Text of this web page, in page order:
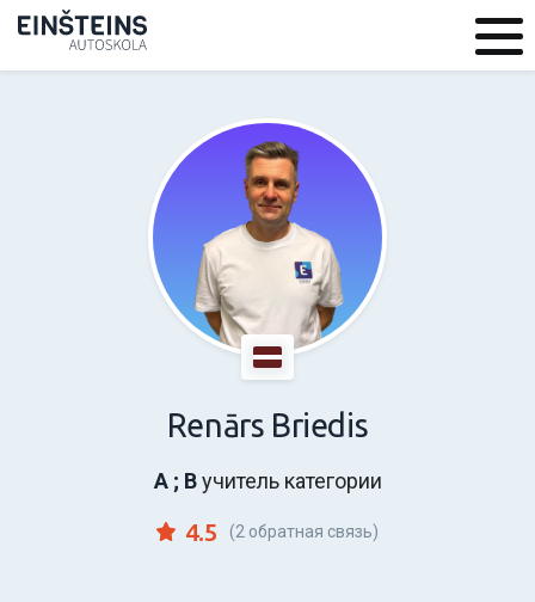
Renārs Briedis
A ; Bучитель категории
4.5 (2 обратная связь)